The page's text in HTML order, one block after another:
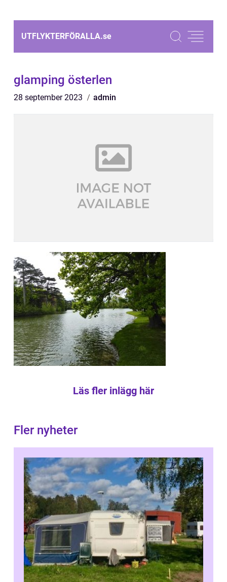
UTFLYKTERFÖRALLA.se
glamping österlen
28 september 2023 admin
Läs fler inlägg här
Fler nyheter